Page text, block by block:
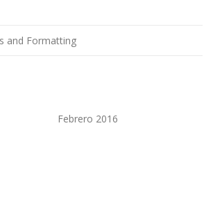
and Formatting
Febrero 2016